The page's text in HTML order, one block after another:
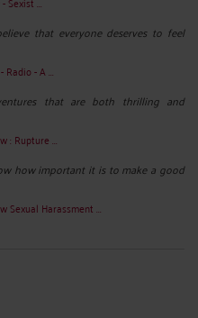
that everyone deserves to feel
- A ...
that are both thrilling and
: Rupture ...
how important it is to make a good
Sexual Harassment ...